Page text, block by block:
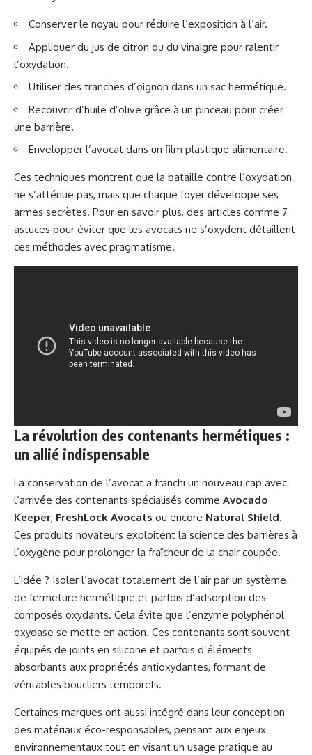
Conserver le noyau pour réduire l’exposition à l’air.
Appliquer du jus de citron ou du vinaigre pour ralentir
l’oxydation.
Utiliser des tranches d’oignon dans un sac hermétique.
Recouvrir d’huile d’olive grâce à un pinceau pour créer
une barrière.
Envelopper l’avocat dans un film plastique alimentaire.
Ces techniques montrent que la bataille contre l’oxydation
ne s’atténue pas, mais que chaque foyer développe ses
armes secrètes. Pour en savoir plus, des articles comme 7
astuces pour éviter que les avocats ne s’oxydent détaillent
ces méthodes avec pragmatisme.
La révolution des contenants hermétiques :
un allié indispensable
La conservation de l’avocat a franchi un nouveau cap avec
l’arrivée des contenants spécialisés comme Avocado
Keeper, FreshLock Avocats ou encore Natural Shield.
Ces produits novateurs exploitent la science des barrières à
l’oxygène pour prolonger la fraîcheur de la chair coupée.
L’idée ? Isoler l’avocat totalement de l’air par un système
de fermeture hermétique et parfois d’adsorption des
composés oxydants. Cela évite que l’enzyme polyphénol
oxydase se mette en action. Ces contenants sont souvent
équipés de joints en silicone et parfois d’éléments
absorbants aux propriétés antioxydantes, formant de
véritables boucliers temporels.
Certaines marques ont aussi intégré dans leur conception
des matériaux éco-responsables, pensant aux enjeux
environnementaux tout en visant un usage pratique au